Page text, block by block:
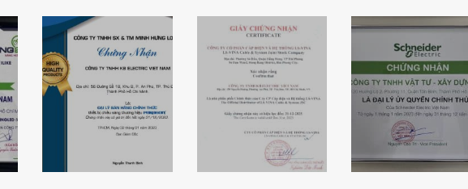
Chứng nhận
KBElectric là
đại lý bán hàng
chính thức của
đèn Paragon
Chứng nhận đại
lý cáp điện LS
VINA của
KBELECTRIC
Chứng nhận đại
lý ủy quyền
Schneider
Electric của
KBElectric